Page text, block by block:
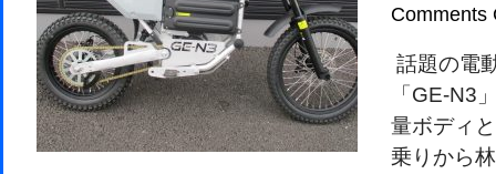
Comments
話題の電
「GE-N3
量ボディ
乗りから